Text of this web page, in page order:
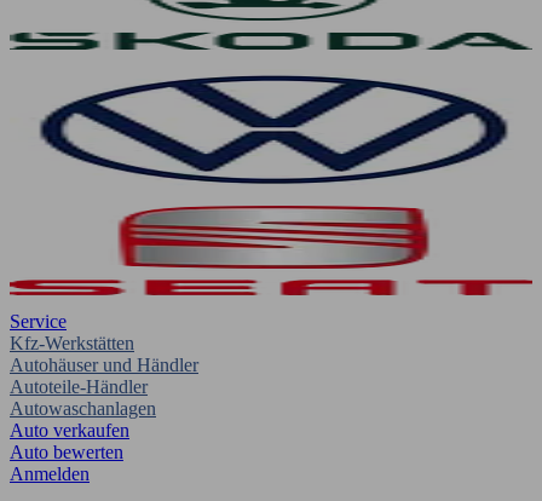
Service
Kfz-Werkstätten
Autohäuser und Händler
Autoteile-Händler
Autowaschanlagen
Auto verkaufen
Auto bewerten
Anmelden